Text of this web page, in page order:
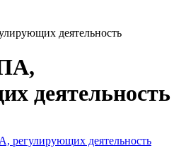
деятельность
деятельность
регулирующих деятельность